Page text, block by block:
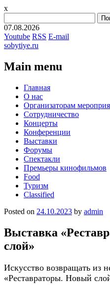
x
07.08.2026
Youtube RSS E-mail
sobytiye.ru
Main menu
Skip
content
Главная
О нас
Организаторам
Сотрудничество
Концерты
Конференции
Выставки
Форумы
Спектакли
Премьеры кинофильмов
Food
Туризм
Сlassified
Posted on 24.10.2023 by admin
Выставка
слой»
Искусство возвращать из
«Реставраторы. Новый